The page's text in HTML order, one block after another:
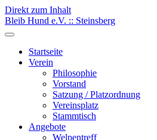
Direkt zum Inhalt
Bleib Hund e.V. :: Steinsberg
Startseite
Verein
Philosophie
Vorstand
Satzung / Platzordnung
Vereinsplatz
Stammtisch
Angebote
Welpentreff